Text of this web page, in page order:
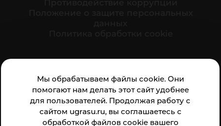
Мы обрабатываем файлы cookie. Они
помогают нам делать этот сайт удобнее
для пользователей. Продолжая работу с
сайтом ugrasu.ru, вы соглашаетесь с
обработкой файлов cookie вашего
организации: